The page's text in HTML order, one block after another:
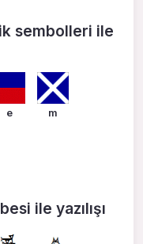
sembolleri ile
e m
ile yazılışı